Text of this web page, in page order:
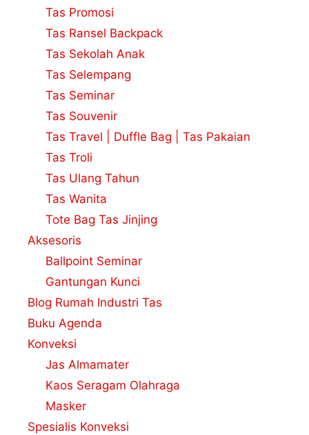
Tas Promosi
Tas Ransel Backpack
Tas Sekolah Anak
Tas Selempang
Tas Seminar
Tas Souvenir
Tas Travel | Duffle Bag | Tas Pakaian
Tas Troli
Tas Ulang Tahun
Tas Wanita
Tote Bag Tas Jinjing
Aksesoris
Ballpoint Seminar
Gantungan Kunci
Blog Rumah Industri Tas
Buku Agenda
Konveksi
Jas Almamater
Kaos Seragam Olahraga
Masker
Spesialis Konveksi